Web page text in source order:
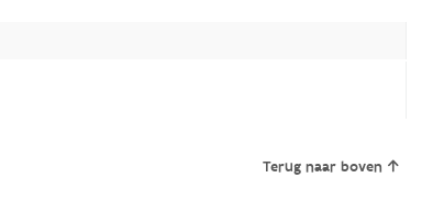
Terug naar boven